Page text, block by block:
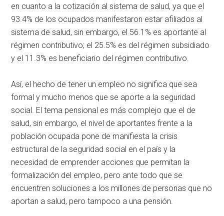
en cuanto a la cotización al sistema de salud, ya que el
93.4% de los ocupados manifestaron estar afiliados al
sistema de salud, sin embargo, el 56.1% es aportante al
régimen contributivo; el 25.5% es del régimen subsidiado
y el 11.3% es beneficiario del régimen contributivo.
Así, el hecho de tener un empleo no significa que sea
formal y mucho menos que se aporte a la seguridad
social. El tema pensional es más complejo que el de
salud, sin embargo, el nivel de aportantes frente a la
población ocupada pone de manifiesta la crisis
estructural de la seguridad social en el país y la
necesidad de emprender acciones que permitan la
formalización del empleo, pero ante todo que se
encuentren soluciones a los millones de personas que no
aportan a salud, pero tampoco a una pensión.